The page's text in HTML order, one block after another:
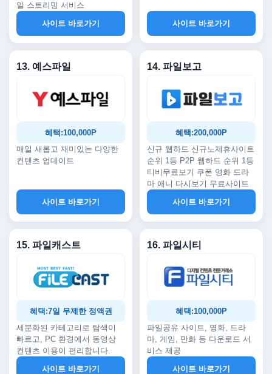
일 스트리밍 서비스
사이트 바로가기
사이트 바로가기
13. 예스파일
혜택:100,000P
매일 새롭고 재미있는 다양한
컨텐츠 업데이트
사이트 바로가기
14. 파일보고
혜택:200,000P
신규 웹하드 신규노제휴사이트
순위 1등 P2P 웹하드 순위 1등
티비무료보기 쿠폰 영화 드라
마 애니 다시보기 무료사이트
사이트 바로가기
15. 파일캐스트
혜택:7일 무제한 정액권
세분화된 카테고리로 탐색이
빠르고, PC 환경에서 동영상
컨텐츠 이용이 편리합니다.
사이트 바로가기
16. 파일시티
혜택:100,000P
파일공유 사이트, 영화, 드라
마, 게임, 만화 등 다운로드 서
비스 제공
사이트 바로가기